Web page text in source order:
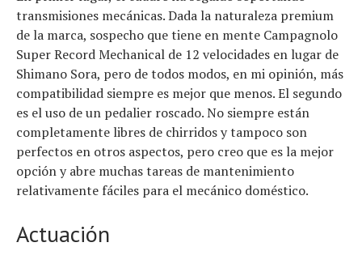
transmisiones mecánicas. Dada la naturaleza premium
de la marca, sospecho que tiene en mente Campagnolo
Super Record Mechanical de 12 velocidades en lugar de
Shimano Sora, pero de todos modos, en mi opinión, más
compatibilidad siempre es mejor que menos. El segundo
es el uso de un pedalier roscado. No siempre están
completamente libres de chirridos y tampoco son
perfectos en otros aspectos, pero creo que es la mejor
opción y abre muchas tareas de mantenimiento
relativamente fáciles para el mecánico doméstico.
Actuación